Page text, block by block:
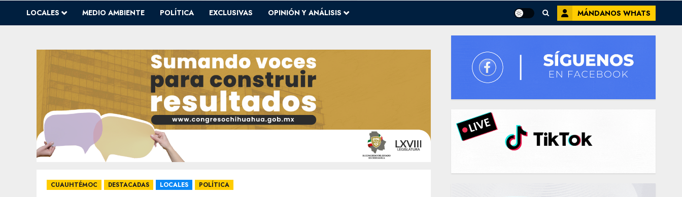
LOCALES MEDIO AMBIENTE POLÍTICA EXCLUSIVAS OPINIÓN Y ANÁLISIS MÁNDANOS WHATS
CUAUHTÉMOC DESTACADAS LOCALES POLÍTICA